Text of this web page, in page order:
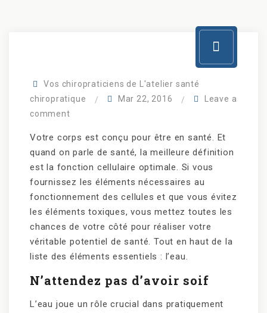
Vos chiropraticiens de L'atelier santé
chiropratique
Mar 22, 2016
Leave a
comment
Votre corps est conçu pour être en santé. Et
quand on parle de santé, la meilleure définition
est la fonction cellulaire optimale. Si vous
fournissez les éléments nécessaires au
fonctionnement des cellules et que vous évitez
les éléments toxiques, vous mettez toutes les
chances de votre côté pour réaliser votre
véritable potentiel de santé. Tout en haut de la
liste des éléments essentiels : l’eau.
N’attendez pas d’avoir soif
L’eau joue un rôle crucial dans pratiquement